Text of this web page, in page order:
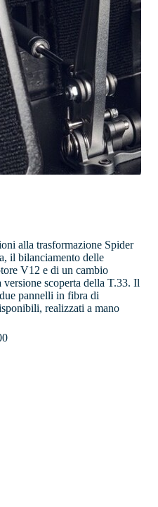
alla trasformazione Spider
il bilanciamento delle
V12 e di un cambio
scoperta della T.33. Il
pannelli in fibra di
realizzati a mano